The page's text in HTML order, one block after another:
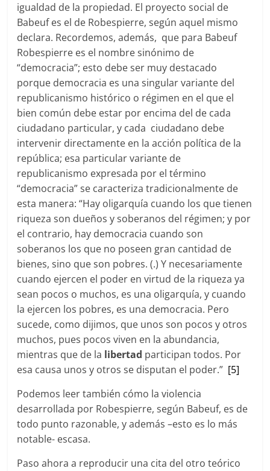
igualdad de la propiedad. El proyecto social de
Babeuf es el de Robespierre, según aquel mismo
declara. Recordemos, además, que para Babeuf
Robespierre es el nombre sinónimo de
“democracia”; esto debe ser muy destacado
porque democracia es una singular variante del
republicanismo histórico o régimen en el que el
bien común debe estar por encima del de cada
ciudadano particular, y cada ciudadano debe
intervenir directamente en la acción política de la
república; esa particular variante de
republicanismo expresada por el término
“democracia” se caracteriza tradicionalmente de
esta manera: “Hay oligarquía cuando los que tienen
riqueza son dueños y soberanos del régimen; y por
el contrario, hay democracia cuando son
soberanos los que no poseen gran cantidad de
bienes, sino que son pobres. (.) Y necesariamente
cuando ejercen el poder en virtud de la riqueza ya
sean pocos o muchos, es una oligarquía, y cuando
la ejercen los pobres, es una democracia. Pero
sucede, como dijimos, que unos son pocos y otros
muchos, pues pocos viven en la abundancia,
mientras que de la libertad participan todos. Por
esa causa unos y otros se disputan el poder.” [5]
Podemos leer también cómo la violencia
desarrollada por Robespierre, según Babeuf, es de
todo punto razonable, y además –esto es lo más
notable- escasa.
Paso ahora a reproducir una cita del otro teórico